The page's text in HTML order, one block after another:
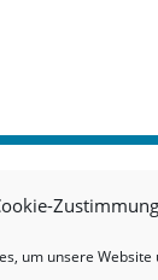
um unsere